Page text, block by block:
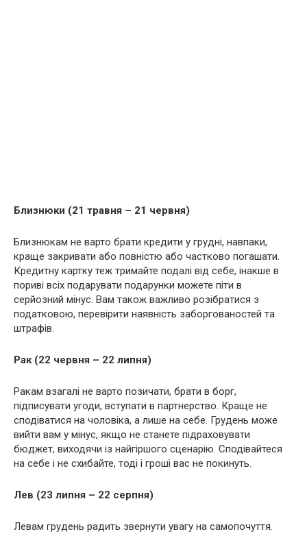
Близнюки (21 травня – 21 червня)
Близнюкам не варто брати кредити у грудні, навпаки,
краще закривати або повністю або частково погашати.
Кредитну картку теж тримайте подалі від себе, інакше в
пориві всіх подарувати подарунки можете піти в
серйозний мінус. Вам також важливо розібратися з
податковою, перевірити наявність заборгованостей та
штрафів.
Рак (22 червня – 22 липня)
Ракам взагалі не варто позичати, брати в борг,
підписувати угоди, вступати в партнерство. Краще не
сподіватися на чоловіка, а лише на себе. Грудень може
вийти вам у мінус, якщо не станете підраховувати
бюджет, виходячи із найгіршого сценарію. Сподівайтеся
на себе і не схибайте, тоді і гроші вас не покинуть.
Лев (23 липня – 22 серпня)
Левам грудень радить звернути увагу на самопочуття.